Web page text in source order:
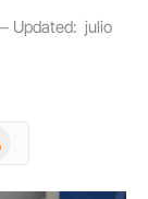
Updated: julio